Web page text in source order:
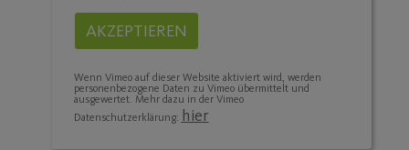
AKZEPTIEREN
Wenn Vimeo auf dieser Website aktiviert wird, werden
personenbezogene Daten zu Vimeo übermittelt und
ausgewertet. Mehr dazu in der Vimeo
Datenschutzerklärung: hier